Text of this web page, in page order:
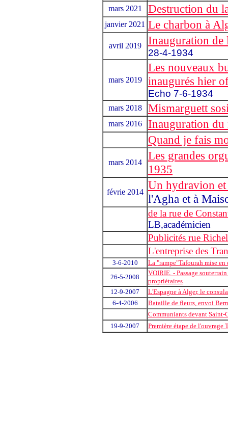
mars 2021 Destruction du
janvier 2021 Le charbon à
avril 2019 Inauguration de
28-4-1934
mars 2019
Les nouveaux
inaugurés hier
Echo 7-6-1934
mars 2018 Mismarguett
mars 2016
Inauguration
Quand je fais
mars 2014
Les grandes
1935
févrie 2014
Un hydravion
l'Agha et à
de la rue de
LB,académicien
Publicités rue
L'entreprise des
3-6-2010
La "rampe"Tafourah mise
26-5-2008
VOIRIE. - Passage
propriétaires
12-9-2007
L'Espagne à Alger, le
6-4-2006
Bataille de fleurs, envoi
Communiants devant Saint-
19-9-2007
Première étape de l'ouvrage